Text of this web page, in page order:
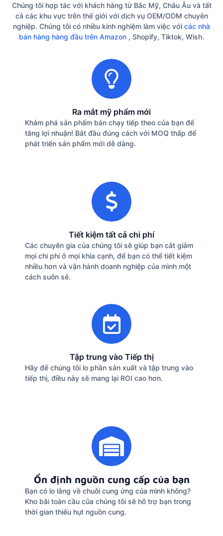
Chúng tôi hợp tác với khách hàng từ Bắc Mỹ, Châu Âu và tất
cả các khu vực trên thế giới với dịch vụ OEM/ODM chuyên
nghiệp. Chúng tôi có nhiều kinh nghiệm làm việc với các nhà
bán hàng hàng đầu trên Amazon , Shopify, Tiktok, Wish.
Ra mắt mỹ phẩm mới
Khám phá sản phẩm bán chạy tiếp theo của bạn để
tăng lợi nhuận! Bắt đầu đúng cách với MOQ thấp để
phát triển sản phẩm mới dễ dàng.
Tiết kiệm tất cả chi phí
Các chuyên gia của chúng tôi sẽ giúp bạn cắt giảm
mọi chi phí ở mọi khía cạnh, để bạn có thể tiết kiệm
nhiều hơn và vận hành doanh nghiệp của mình một
cách suôn sẻ.
Tập trung vào Tiếp thị
Hãy để chúng tôi lo phần sản xuất và tập trung vào
tiếp thị, điều này sẽ mang lại ROI cao hơn.
Ổn định nguồn cung cấp của bạn
Bạn có lo lắng về chuỗi cung ứng của mình không?
Kho bãi toàn cầu của chúng tôi sẽ hỗ trợ bạn trong
thời gian thiếu hụt nguồn cung.